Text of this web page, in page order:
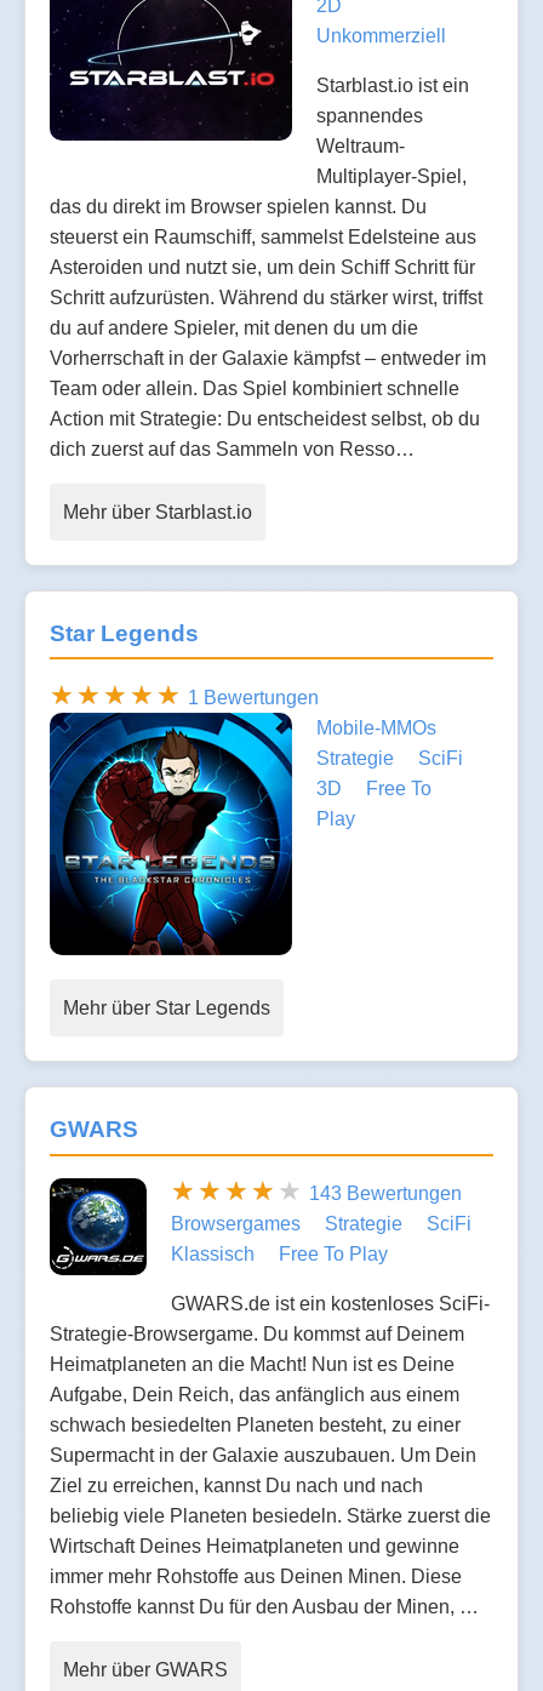
2D
Unkommerziell
Starblast.io ist ein
spannendes
Weltraum-
Multiplayer-Spiel,
das du direkt im Browser spielen kannst. Du
steuerst ein Raumschiff, sammelst Edelsteine aus
Asteroiden und nutzt sie, um dein Schiff Schritt für
Schritt aufzurüsten. Während du stärker wirst, triffst
du auf andere Spieler, mit denen du um die
Vorherrschaft in der Galaxie kämpfst – entweder im
Team oder allein. Das Spiel kombiniert schnelle
Action mit Strategie: Du entscheidest selbst, ob du
dich zuerst auf das Sammeln von Resso…
Mehr über Starblast.io
Star Legends
1 Bewertungen
Mobile-MMOs
Strategie
SciFi
3D
Free To
Play
Mehr über Star Legends
GWARS
143 Bewertungen
Browsergames
Strategie
SciFi
Klassisch
Free To Play
GWARS.de ist ein kostenloses SciFi-
Strategie-Browsergame. Du kommst auf Deinem
Heimatplaneten an die Macht! Nun ist es Deine
Aufgabe, Dein Reich, das anfänglich aus einem
schwach besiedelten Planeten besteht, zu einer
Supermacht in der Galaxie auszubauen. Um Dein
Ziel zu erreichen, kannst Du nach und nach
beliebig viele Planeten besiedeln. Stärke zuerst die
Wirtschaft Deines Heimatplaneten und gewinne
immer mehr Rohstoffe aus Deinen Minen. Diese
Rohstoffe kannst Du für den Ausbau der Minen, …
Mehr über GWARS